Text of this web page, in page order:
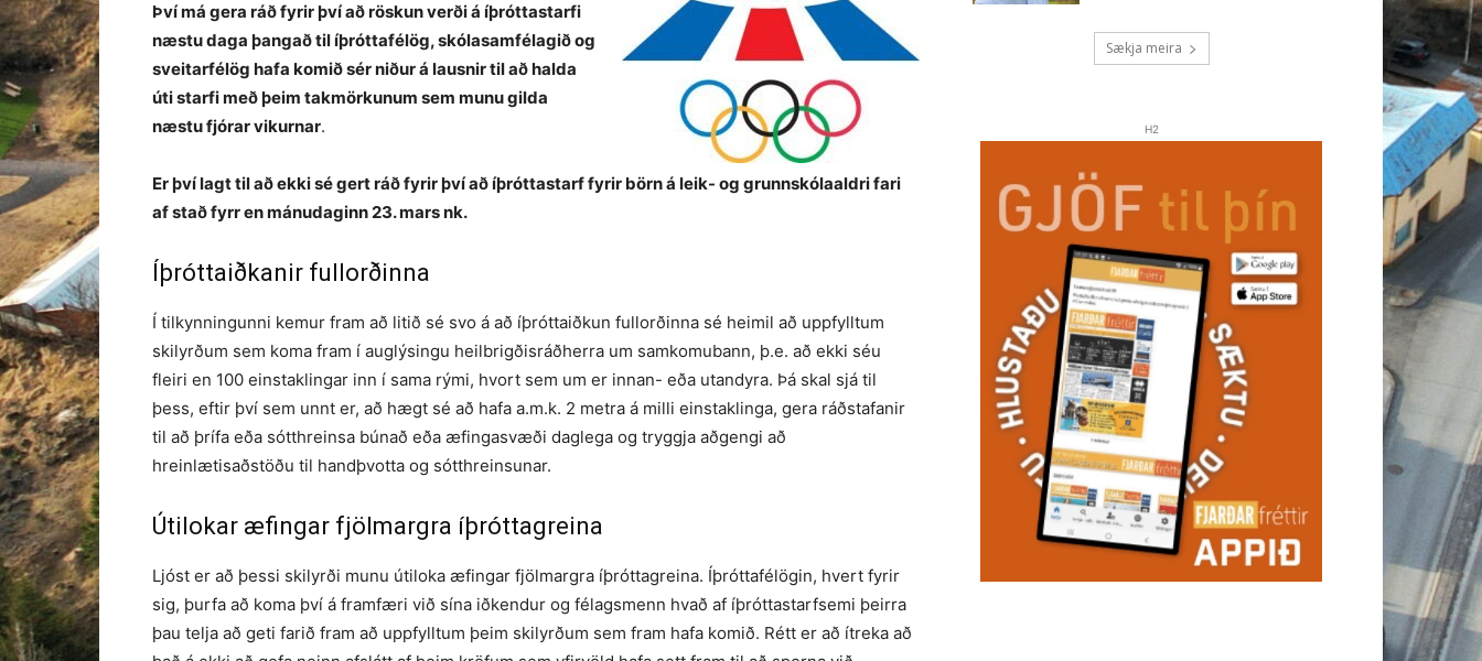
Því má gera ráð fyrir því að röskun verði á íþróttastarfi
næstu daga þangað til íþróttafélög, skólasamfélagið og
sveitarfélög hafa komið sér niður á lausnir til að halda
úti starfi með þeim takmörkunum sem munu gilda
næstu fjórar vikurnar.
Er því lagt til að ekki sé gert ráð fyrir því að íþróttastarf fyrir börn á leik- og grunnskólaaldri fari
af stað fyrr en mánudaginn 23. mars nk.
Íþróttaiðkanir fullorðinna
Í tilkynningunni kemur fram að litið sé svo á að íþróttaiðkun fullorðinna sé heimil að uppfylltum
skilyrðum sem koma fram í auglýsingu heilbrigðisráðherra um samkomubann, þ.e. að ekki séu
fleiri en 100 einstaklingar inn í sama rými, hvort sem um er innan- eða utandyra. Þá skal sjá til
þess, eftir því sem unnt er, að hægt sé að hafa a.m.k. 2 metra á milli einstaklinga, gera ráðstafanir
til að þrífa eða sótthreinsa búnað eða æfingasvæði daglega og tryggja aðgengi að
hreinlætisaðstöðu til handþvotta og sótthreinsunar.
Útilokar æfingar fjölmargra íþróttagreina
Ljóst er að þessi skilyrði munu útiloka æfingar fjölmargra íþróttagreina. Íþróttafélögin, hvert fyrir
sig, þurfa að koma því á framfæri við sína iðkendur og félagsmenn hvað af íþróttastarfsemi þeirra
þau telja að geti farið fram að uppfylltum þeim skilyrðum sem fram hafa komið. Rétt er að ítreka að
Sækja meira
H2